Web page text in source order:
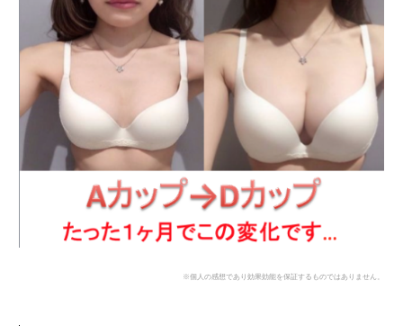
※個人の感想であり効果効能を保証するものではありません。